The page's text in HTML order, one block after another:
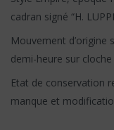
cadran signé “H.
Mouvement
demi-heure sur cloche
Etat de conservation
manque et